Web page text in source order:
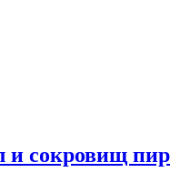
и сокровищ